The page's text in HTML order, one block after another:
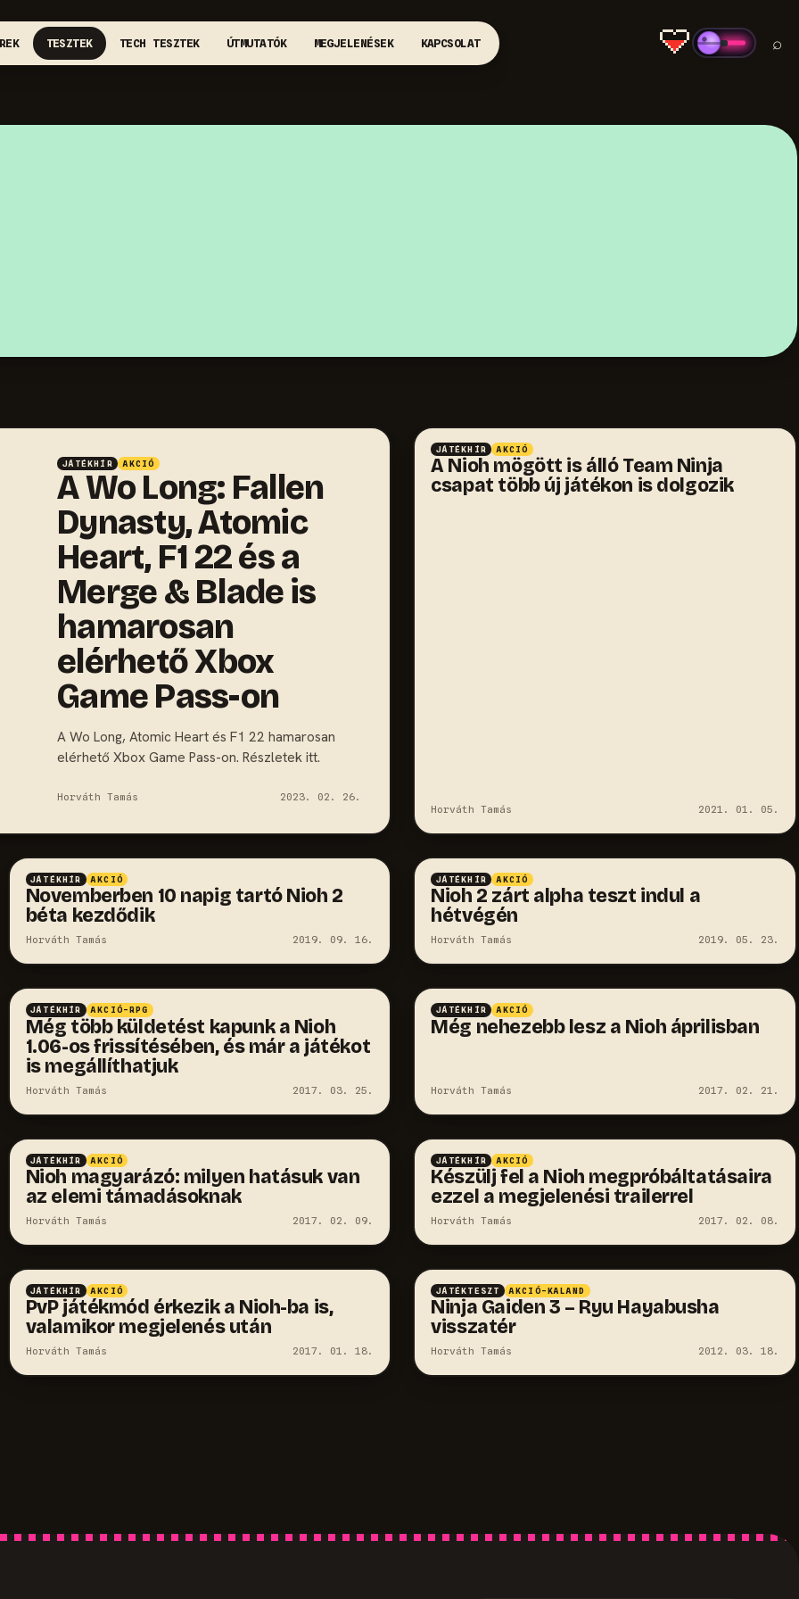
TESZTEK TECH TESZTEK ÚTMUTATÓK MEGJELENÉSEK KAPCSOLAT ⌕
JÁTÉKHÍR AKCIÓ
A Wo Long: Fallen
Dynasty, Atomic
Heart, F1 22 és a
Merge & Blade is
hamarosan
elérhető Xbox
Game Pass-on
A Wo Long, Atomic Heart és F1 22 hamarosan
elérhető Xbox Game Pass-on. Részletek itt.
Horváth Tamás 2023. 02. 26.
JÁTÉKHÍR AKCIÓ
A Nioh mögött is álló Team Ninja
csapat több új játékon is dolgozik
Horváth Tamás 2021. 01. 05.
JÁTÉKHÍR AKCIÓ
Novemberben 10 napig tartó Nioh 2
béta kezdődik
Horváth Tamás 2019. 09. 16.
JÁTÉKHÍR AKCIÓ
Nioh 2 zárt alpha teszt indul a
hétvégén
Horváth Tamás 2019. 05. 23.
JÁTÉKHÍR AKCIÓ-RPG
Még több küldetést kapunk a Nioh
1.06-os frissítésében, és már a játékot
is megállíthatjuk
Horváth Tamás 2017. 03. 25.
JÁTÉKHÍR AKCIÓ
Még nehezebb lesz a Nioh áprilisban
Horváth Tamás 2017. 02. 21.
JÁTÉKHÍR AKCIÓ
Nioh magyarázó: milyen hatásuk van
az elemi támadásoknak
Horváth Tamás 2017. 02. 09.
JÁTÉKHÍR AKCIÓ
Készülj fel a Nioh megpróbáltatásaira
ezzel a megjelenési trailerrel
Horváth Tamás 2017. 02. 08.
JÁTÉKHÍR AKCIÓ
PvP játékmód érkezik a Nioh-ba is,
valamikor megjelenés után
Horváth Tamás 2017. 01. 18.
JÁTÉKTESZT AKCIÓ-KALAND
Ninja Gaiden 3 – Ryu Hayabusha
visszatér
Horváth Tamás 2012. 03. 18.